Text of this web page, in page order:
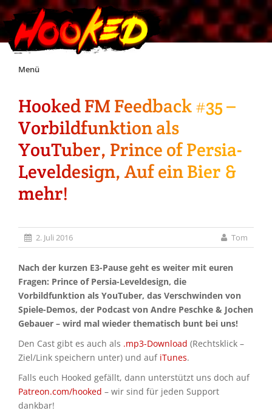
Skip
Menü
Unterstützt Hooked!
Exklusiv für Supporter*innen
Impressum
Discord
Hooked FM Feedback #35 –
Vorbildfunktion als
YouTuber, Prince of Persia-
Leveldesign, Auf ein Bier &
mehr!
2. Juli 2016 Tom
Nach der kurzen E3-Pause geht es weiter mit euren
Fragen: Prince of Persia-Leveldesign, die
Vorbildfunktion als YouTuber, das Verschwinden von
Spiele-Demos, der Podcast von Andre Peschke & Jochen
Gebauer – wird mal wieder thematisch bunt bei uns!
Den Cast gibt es auch als .mp3-Download (Rechtsklick –
Ziel/Link speichern unter) und auf iTunes.
Falls euch Hooked gefällt, dann unterstützt uns doch auf
Patreon.com/hooked – wir sind für jeden Support
dankbar!